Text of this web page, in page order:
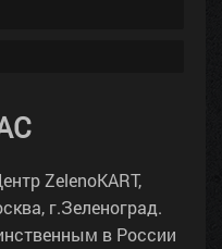
ZelenoKART,
г.Зеленоград.
в России